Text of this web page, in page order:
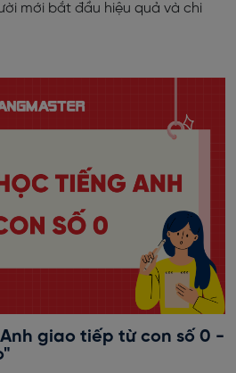
mới bắt đầu hiệu quả và chi
giao tiếp từ con số 0 -